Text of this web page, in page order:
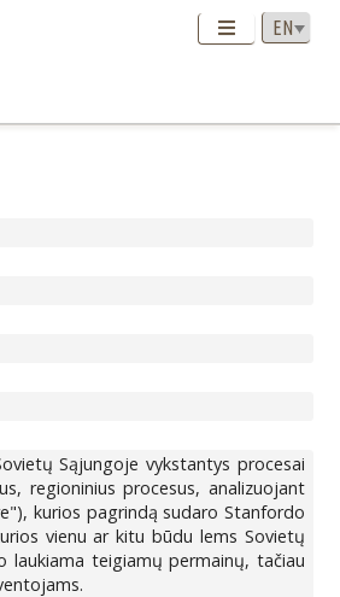
Sąjungoje vykstantys procesai
regioninius procesus, analizuojant
kurios pagrindą sudaro Stanfordo
vienu ar kitu būdu lems Sovietų
laukiama teigiamų permainų, tačiau